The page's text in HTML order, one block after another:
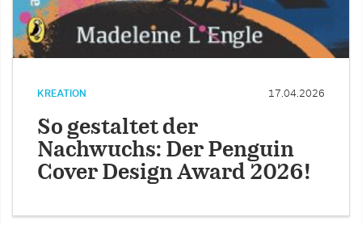
KREATION 17.04.2026
So gestaltet der
Nachwuchs: Der Penguin
Cover Design Award 2026!